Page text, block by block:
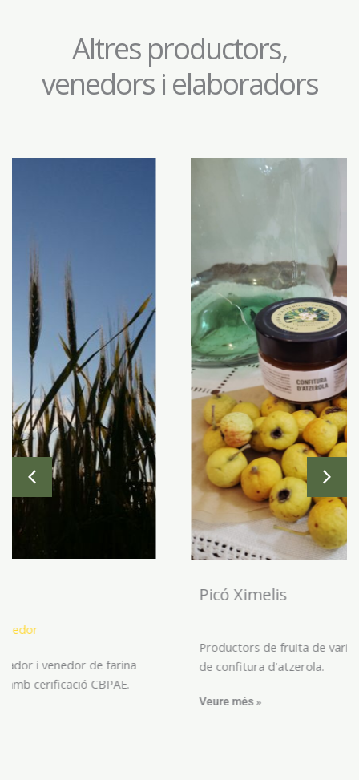
Altres productors,
venedors i elaboradors
Productors de fruita de varietats locals i elaboradors
de confitura d'atzerola.